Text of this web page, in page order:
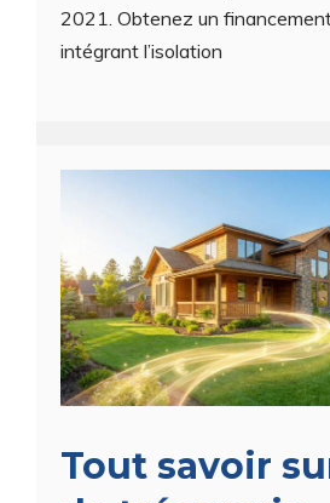
2021. Obtenez un
intégrant l’isolation
Tout savoir